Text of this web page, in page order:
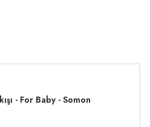
- For Baby - Somon